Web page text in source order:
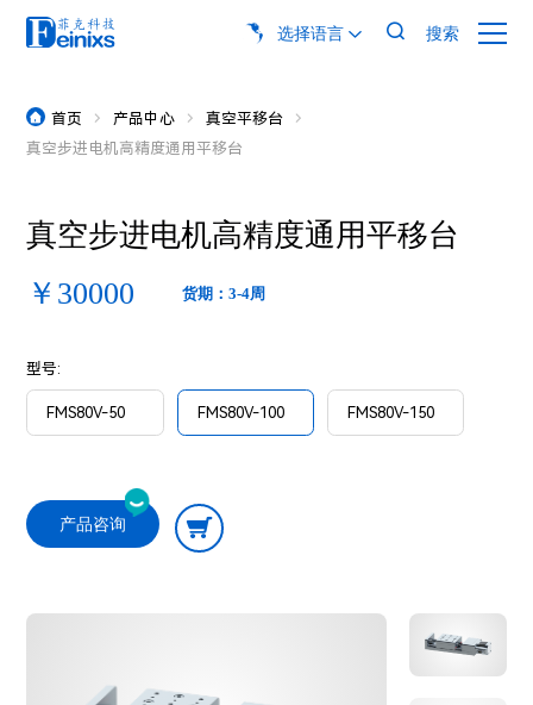
选择语言   搜索
 首页  产品中心  真空平移台 
真空步进电机高精度通用平移台
真空步进电机高精度通用平移台
￥30000
货期：3-4周
型号:
FMS80V-50 FMS80V-100 FMS80V-150
产品咨询 